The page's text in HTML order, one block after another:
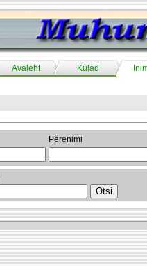
Avaleht Külad
Perenimi